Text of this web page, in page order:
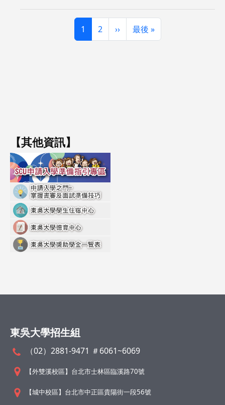
頁面
1 頁面
2 下一頁
›› Last page
最後 »
【其他資訊】
東吳大學招生組
（02）2881-9471 ＃6061~6069
【外雙溪校區】台北市士林區臨溪路70號
【城中校區】台北市中正區貴陽街一段56號